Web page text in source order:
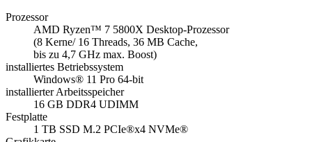
Prozessor
AMD Ryzen™ 7 5800X Desktop-Prozessor
(8 Kerne/ 16 Threads, 36 MB Cache,
bis zu 4,7 GHz max. Boost)
installiertes Betriebssystem
Windows® 11 Pro 64-bit
installierter Arbeitsspeicher
16 GB DDR4 UDIMM
Festplatte
1 TB SSD M.2 PCIe®x4 NVMe®